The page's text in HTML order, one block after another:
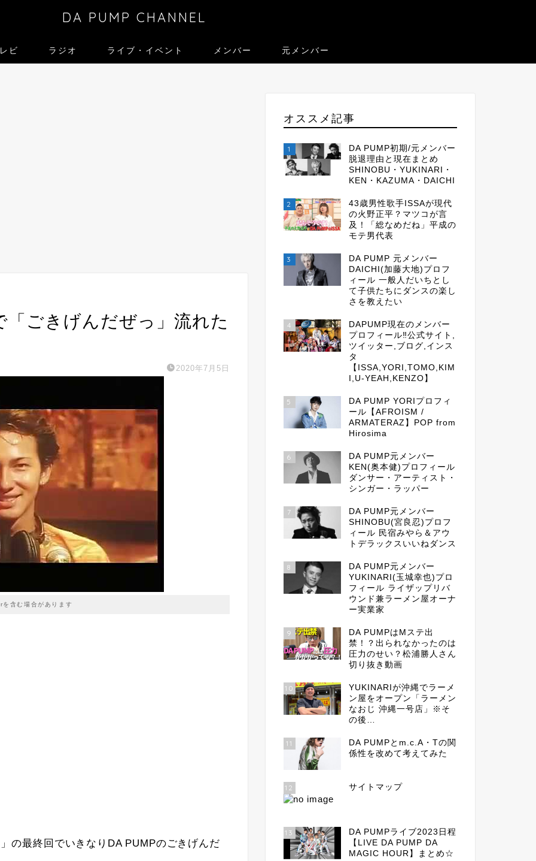
DA PUMP CHANNEL
ビ ラジオ ライブ・イベント メンバー 元メンバー
ごきげんだぜっ」流れた
2020年7月5日
を含む場合があります
の最終回でいきなりDA PUMPのごきげんだ
オススメ記事
1
DA PUMP初期/元メンバー
脱退理由と現在まとめ
SHINOBU・YUKINARI・
KEN・KAZUMA・DAICHI
2
43歳男性歌手ISSAが現代
の火野正平？マツコが言
及！「総なめだね」平成の
モテ男代表
3
DA PUMP 元メンバー
DAICHI(加藤大地)プロフ
ィール 一般人だいちとし
て子供たちにダンスの楽し
さを教えたい
4
DAPUMP現在のメンバー
プロフィール‼公式サイト,
ツイッター,ブログ,インス
タ
【ISSA,YORI,TOMO,KIM
I,U-YEAH,KENZO】
5
DA PUMP YORIプロフィ
ール【AFROISM /
ARMATERAZ】POP from
Hirosima
6
DA PUMP元メンバー
KEN(奥本健)プロフィール
ダンサー・アーティスト・
シンガー・ラッパー
7
DA PUMP元メンバー
SHINOBU(宮良忍)プロフ
ィール 民宿みやら＆アウ
トデラックスいいねダンス
8
DA PUMP元メンバー
YUKINARI(玉城幸也)プロ
フィール ライザップリバ
ウンド兼ラーメン屋オーナ
ー実業家
9
DA PUMPはMステ出
禁！？出られなかったのは
圧力のせい？松浦勝人さん
切り抜き動画
10
YUKINARIが沖縄でラーメ
ン屋をオープン「ラーメン
なおじ 沖縄一号店」※そ
の後…
11
DA PUMPとm.c.A・Tの関
係性を改めて考えてみた
12 サイトマップ
13
DA PUMPライブ2023日程
【LIVE DA PUMP DA
MAGIC HOUR】まとめ☆